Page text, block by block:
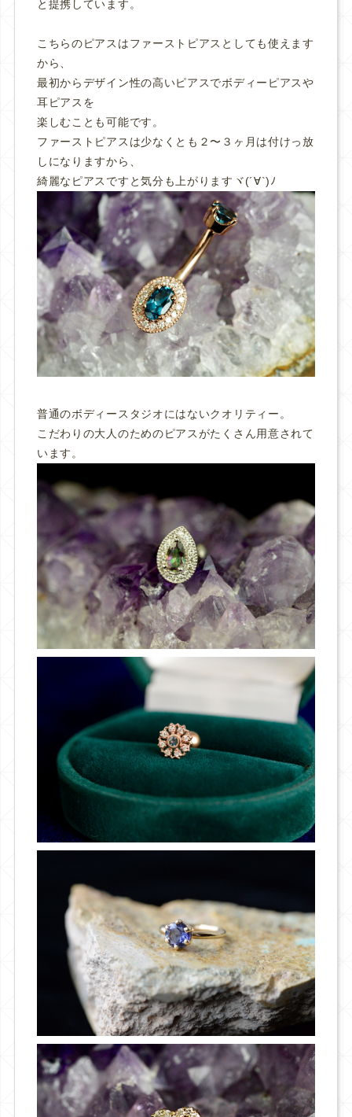
と提携しています。
こちらのピアスはファーストピアスとしても使えます
から、
最初からデザイン性の高いピアスでボディーピアスや
耳ピアスを
楽しむことも可能です。
ファーストピアスは少なくとも２〜３ヶ月は付けっ放
しになりますから、
綺麗なピアスですと気分も上がりますヾ(´∀`)ﾉ
普通のボディースタジオにはないクオリティー。
こだわりの大人のためのピアスがたくさん用意されて
います。